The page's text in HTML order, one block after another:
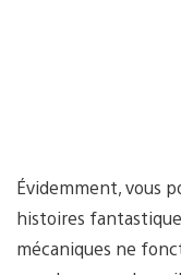
Évidemment, vous
histoires
mécaniques ne